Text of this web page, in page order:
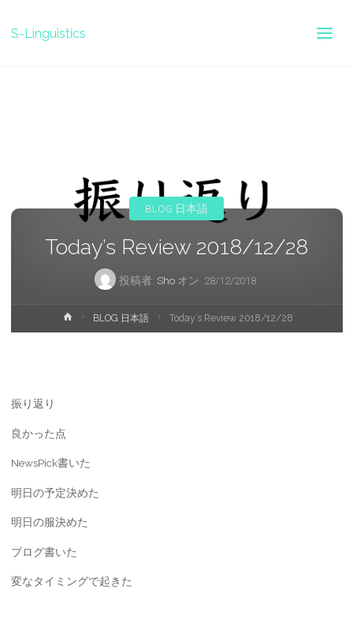
S-Linguistics
Today’s Review 2018/12/28
投稿者: Sho オン 28/12/2018
BLOG 日本語
ホ
ー
BLOG 日本語 Today’s Review 2018/12/28
振り返り
良かった点
NewsPick書いた
明日の予定決めた
明日の服決めた
ブログ書いた
変なタイミングで起きた